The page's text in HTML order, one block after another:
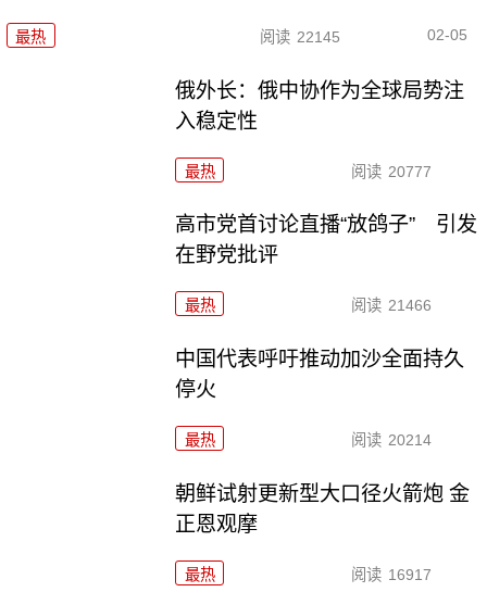
最热 阅读 22145 02-05
俄外长：俄中协作为全球局势注
入稳定性
最热 阅读 20777
高市党首讨论直播“放鸽子” 引发
在野党批评
最热 阅读 21466
中国代表呼吁推动加沙全面持久
停火
最热 阅读 20214
朝鲜试射更新型大口径火箭炮 金
正恩观摩
最热 阅读 16917